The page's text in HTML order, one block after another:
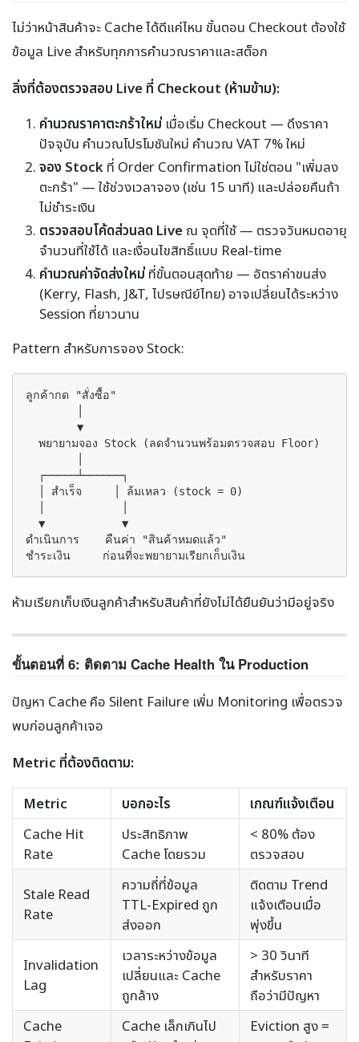
ไม่ว่าหน้าสินค้าจะ Cache ได้ดีแค่ไหน ขั้นตอน Checkout ต้องใช้
ข้อมูล Live สำหรับทุกการคำนวณราคาและสต็อก
สิ่งที่ต้องตรวจสอบ Live ที่ Checkout (ห้ามข้าม):
คำนวณราคาตะกร้าใหม่เมื่อเริ่ม Checkout — ดึงราคา
ปัจจุบัน คำนวณโปรโมชันใหม่ คำนวณ VAT 7% ใหม่
จอง Stockที่ Order Confirmation ไม่ใช่ตอน "เพิ่มลง
ตะกร้า" — ใช้ช่วงเวลาจอง (เช่น 15 นาที) และปล่อยคืนถ้า
ไม่ชำระเงิน
ตรวจสอบโค้ดส่วนลด Liveณ จุดที่ใช้ — ตรวจวันหมดอายุ
จำนวนที่ใช้ได้ และเงื่อนไขสิทธิ์แบบ Real-time
คำนวณค่าจัดส่งใหม่ที่ขั้นตอนสุดท้าย — อัตราค่าขนส่ง
(Kerry, Flash, J&T, ไปรษณีย์ไทย) อาจเปลี่ยนได้ระหว่าง
Session ที่ยาวนาน
Pattern สำหรับการจอง Stock:
ลูกค้ากด "สั่งซื้อ"
        ▼
  พยายามจอง Stock (ลดจำนวนพร้อมตรวจสอบ Floor)
  ┌─────┴──────┐
  │ สำเร็จ     │ ล้มเหลว (stock = 0)
  ▼            ▼
ดำเนินการ    คืนค่า "สินค้าหมดแล้ว"
ชำระเงิน     ก่อนที่จะพยายามเรียกเก็บเงิน
ห้ามเรียกเก็บเงินลูกค้าสำหรับสินค้าที่ยังไม่ได้ยืนยันว่ามีอยู่จริง
ขั้นตอนที่ 6: ติดตาม Cache Health ใน Production
ปัญหา Cache คือ Silent Failure เพิ่ม Monitoring เพื่อตรวจ
พบก่อนลูกค้าเจอ
Metric ที่ต้องติดตาม:
Metric บอกอะไร
เกณฑ์แจ้งเตือน
Cache Hit
Rate
ประสิทธิภาพ
Cache โดยรวม
< 80% ต้อง
ตรวจสอบ
Stale Read
Rate
ความถี่ที่ข้อมูล
TTL-Expired ถูก
ส่งออก
ติดตาม Trend
แจ้งเตือนเมื่อ
พุ่งขึ้น
Invalidation
Lag
เวลาระหว่างข้อมูล
เปลี่ยนและ Cache
ถูกล้าง
> 30 วินาที
สำหรับราคา
ถือว่ามีปัญหา
Cache
Cache เล็กเกินไป
Eviction สูง =